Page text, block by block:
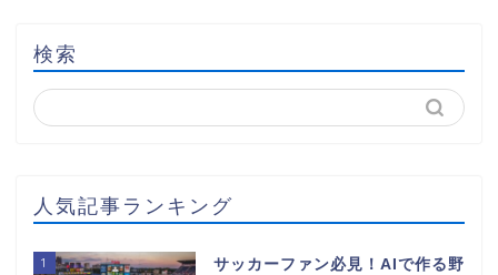
検索
人気記事ランキング
1 サッカーファン必見！AIで作る野